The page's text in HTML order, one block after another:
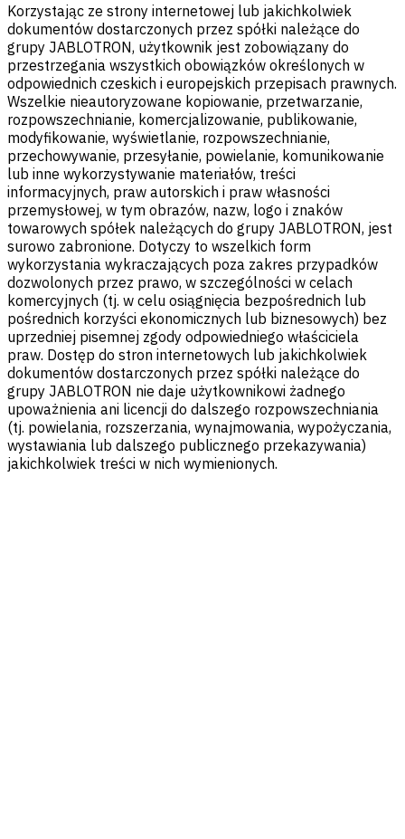
Korzystając ze strony internetowej lub jakichkolwiek
dokumentów dostarczonych przez spółki należące do
grupy JABLOTRON, użytkownik jest zobowiązany do
przestrzegania wszystkich obowiązków określonych w
odpowiednich czeskich i europejskich przepisach prawnych.
Wszelkie nieautoryzowane kopiowanie, przetwarzanie,
rozpowszechnianie, komercjalizowanie, publikowanie,
modyfikowanie, wyświetlanie, rozpowszechnianie,
przechowywanie, przesyłanie, powielanie, komunikowanie
lub inne wykorzystywanie materiałów, treści
informacyjnych, praw autorskich i praw własności
przemysłowej, w tym obrazów, nazw, logo i znaków
towarowych spółek należących do grupy JABLOTRON, jest
surowo zabronione. Dotyczy to wszelkich form
wykorzystania wykraczających poza zakres przypadków
dozwolonych przez prawo, w szczególności w celach
komercyjnych (tj. w celu osiągnięcia bezpośrednich lub
pośrednich korzyści ekonomicznych lub biznesowych) bez
uprzedniej pisemnej zgody odpowiedniego właściciela
praw. Dostęp do stron internetowych lub jakichkolwiek
dokumentów dostarczonych przez spółki należące do
grupy JABLOTRON nie daje użytkownikowi żadnego
upoważnienia ani licencji do dalszego rozpowszechniania
(tj. powielania, rozszerzania, wynajmowania, wypożyczania,
wystawiania lub dalszego publicznego przekazywania)
jakichkolwiek treści w nich wymienionych.